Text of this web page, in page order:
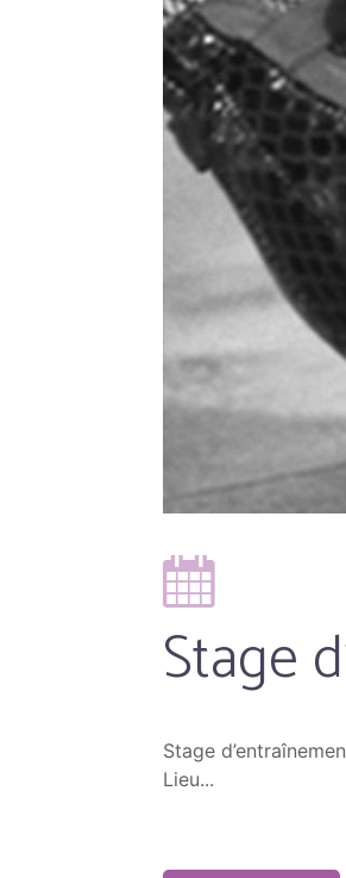
Stage
Stage
Lieu...